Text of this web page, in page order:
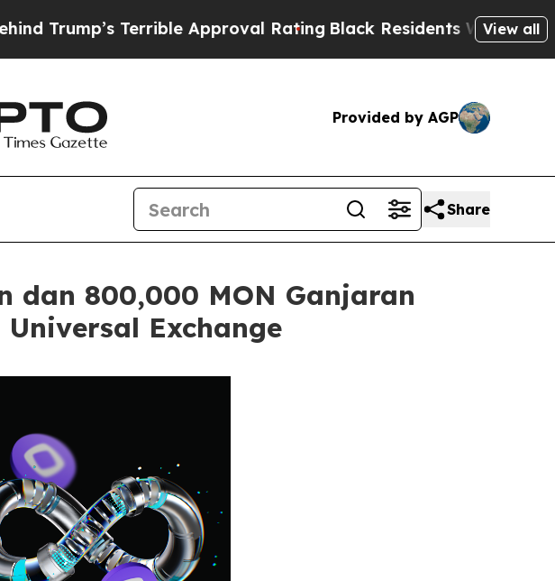
Terrible Approval RatingBlack Residents Warned of View all
Provided by AGP
Share
dan 800,000 MON Ganjaran
Exchange